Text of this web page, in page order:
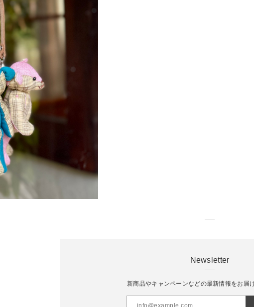
Newsletter
新商品やキャンペーンなどの最新情報をお届